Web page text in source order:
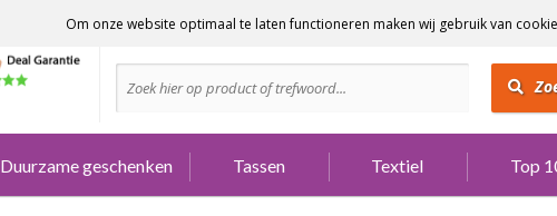
Advies nodig?
Duurzame geschenken Tassen Textiel Top
Om onze website optimaal te laten functioneren maken wij gebruik van